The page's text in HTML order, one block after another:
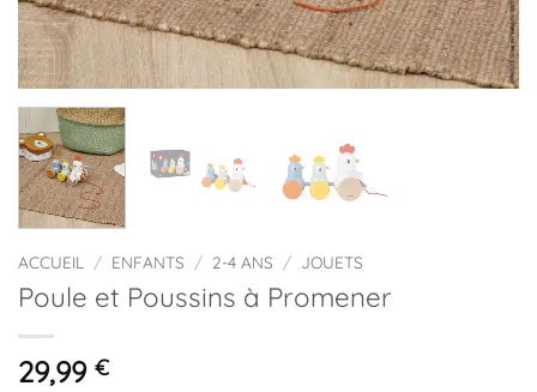
ACCUEIL / ENFANTS / 2-4 ANS / JOUETS
Poule et Poussins à Promener
29,99 €